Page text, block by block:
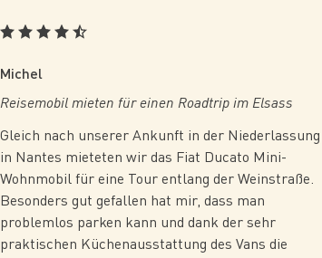
Michel
Reisemobil mieten für einen Roadtrip im Elsass
Gleich nach unserer Ankunft in der Niederlassung
in Nantes mieteten wir das Fiat Ducato Mini-
Wohnmobil für eine Tour entlang der Weinstraße.
Besonders gut gefallen hat mir, dass man
problemlos parken kann und dank der sehr
praktischen Küchenausstattung des Vans die